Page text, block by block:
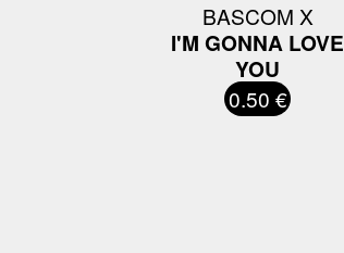
BASCOM X
I'M GONNA LOVE
YOU
0.50 €